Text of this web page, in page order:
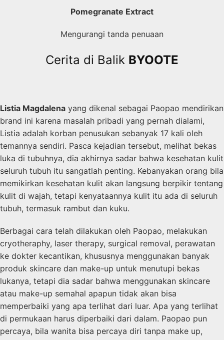
Pomegranate Extract
Mengurangi tanda penuaan
Cerita di Balik BYOOTE
Listia Magdalena yang dikenal sebagai Paopao mendirikan
brand ini karena masalah pribadi yang pernah dialami,
Listia adalah korban penusukan sebanyak 17 kali oleh
temannya sendiri. Pasca kejadian tersebut, melihat bekas
luka di tubuhnya, dia akhirnya sadar bahwa kesehatan kulit
seluruh tubuh itu sangatlah penting. Kebanyakan orang bila
memikirkan kesehatan kulit akan langsung berpikir tentang
kulit di wajah, tetapi kenyataannya kulit itu ada di seluruh
tubuh, termasuk rambut dan kuku.
Berbagai cara telah dilakukan oleh Paopao, melakukan
cryotheraphy, laser therapy, surgical removal, perawatan
ke dokter kecantikan, khususnya menggunakan banyak
produk skincare dan make-up untuk menutupi bekas
lukanya, tetapi dia sadar bahwa menggunakan skincare
atau make-up semahal apapun tidak akan bisa
memperbaiki yang apa terlihat dari luar. Apa yang terlihat
di permukaan harus diperbaiki dari dalam. Paopao pun
percaya, bila wanita bisa percaya diri tanpa make up,